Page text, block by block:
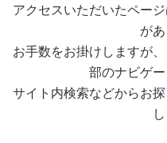
アクセスいただいたペー
があ
お手数をお掛けしますが
部のナビゲー
サイト内検索などからお